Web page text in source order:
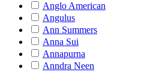
Anglo American
Angulus
Ann Summers
Anna Sui
Annapurna
Anndra Neen